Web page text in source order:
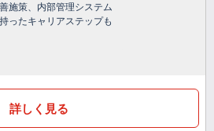
施策、内部管理システム
ったキャリアステップも
詳しく見る